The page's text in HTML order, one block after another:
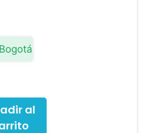
al